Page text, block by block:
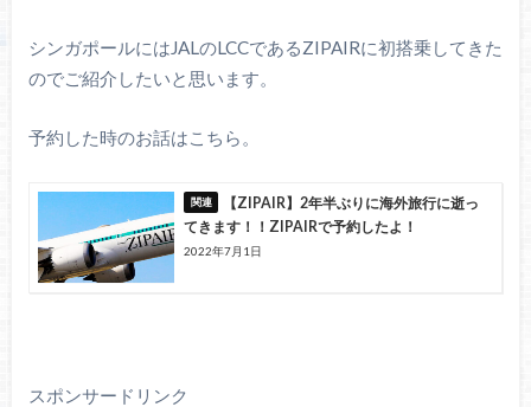
シンガポールにはJALのLCCであるZIPAIRに初搭乗してきた
のでご紹介したいと思います。
予約した時のお話はこちら。
【ZIPAIR】2年半ぶりに海外旅行に逝っ
てきます！！ZIPAIRで予約したよ！
2022年7月1日
スポンサードリンク